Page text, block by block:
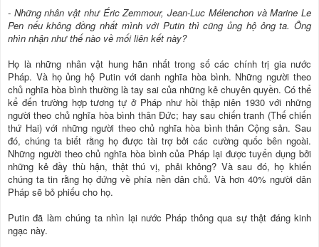
- Những nhân vật như Éric Zemmour, Jean-Luc Mélenchon và Marine Le
Pen nếu không đồng nhất mình với Putin thì cũng ủng hộ ông ta. Ông
nhìn nhận như thế nào về mối liên kết này?
Họ là những nhân vật hung hãn nhất trong số các chính trị gia nước
Pháp. Và họ ủng hộ Putin với danh nghĩa hòa bình. Những người theo
chủ nghĩa hòa bình thường là tay sai của những kẻ chuyên quyền. Có thể
kể đến trường hợp tương tự ở Pháp như hồi thập niên 1930 với những
người theo chủ nghĩa hòa bình thân Đức; hay sau chiến tranh (Thế chiến
thứ Hai) với những người theo chủ nghĩa hòa bình thân Cộng sản. Sau
đó, chúng ta biết rằng họ được tài trợ bởi các cường quốc bên ngoài.
Những người theo chủ nghĩa hòa bình của Pháp lại được tuyển dụng bởi
những kẻ đầy thù hận, thật thú vị, phải không? Và sau đó, họ khiến
chúng ta tin rằng họ đứng về phía nền dân chủ. Và hơn 40% người dân
Pháp sẽ bỏ phiếu cho họ.
Putin đã làm chúng ta nhìn lại nước Pháp thông qua sự thật đáng kinh
ngạc này.